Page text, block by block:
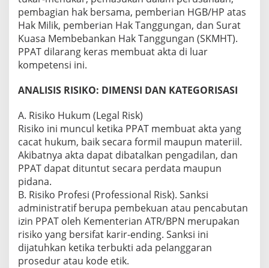
pembagian hak bersama, pemberian HGB/HP atas
Hak Milik, pemberian Hak Tanggungan, dan Surat
Kuasa Membebankan Hak Tanggungan (SKMHT).
PPAT dilarang keras membuat akta di luar
kompetensi ini.
ANALISIS RISIKO: DIMENSI DAN KATEGORISASI
A. Risiko Hukum (Legal Risk)
Risiko ini muncul ketika PPAT membuat akta yang
cacat hukum, baik secara formil maupun materiil.
Akibatnya akta dapat dibatalkan pengadilan, dan
PPAT dapat dituntut secara perdata maupun
pidana.
B. Risiko Profesi (Professional Risk). Sanksi
administratif berupa pembekuan atau pencabutan
izin PPAT oleh Kementerian ATR/BPN merupakan
risiko yang bersifat karir-ending. Sanksi ini
dijatuhkan ketika terbukti ada pelanggaran
prosedur atau kode etik.